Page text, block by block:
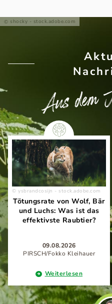
shocky - stock.adobe.com
Aus dem
ysbrandcosijn - stock.adobe.com
Tötungsrate von Wolf, Bär
und Luchs: Was ist das
effektivste Raubtier?
09.08.2026
PIRSCH/Fokko Kleihauer
Weiterlesen